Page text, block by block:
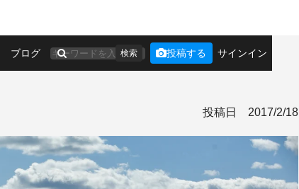
ブログ 検索 投稿する サインイン
投稿日 2017/2/18